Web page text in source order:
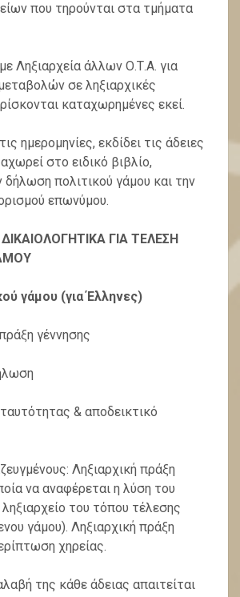
που τηρούνται στα τμήματα
Ληξιαρχεία άλλων Ο.Τ.Α. για
σε ληξιαρχικές
καταχωρημένες εκεί.
ημερομηνίες, εκδίδει τις άδειες
στο ειδικό βιβλίο,
δήλωση πολιτικού γάμου και την
επωνύμου.
ΓΙΑ ΤΕΛΕΣΗ
γάμου (για Έλληνες)
γέννησης
& αποδεικτικό
Ληξιαρχική πράξη
να αναφέρεται η λύση του
του τόπου τέλεσης
γάμου). Ληξιαρχική πράξη
χηρείας.
της κάθε άδειας απαιτείται